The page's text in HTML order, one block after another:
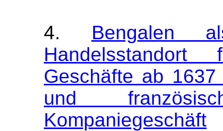
4. Bengalen
Geschäfte ab
und
Kompaniegeschäft